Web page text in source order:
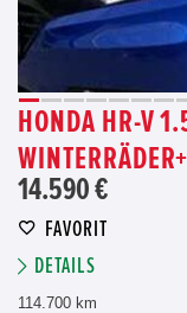
HONDA HR-V
14.590 €
FAVORIT
DETAILS
114.700 km